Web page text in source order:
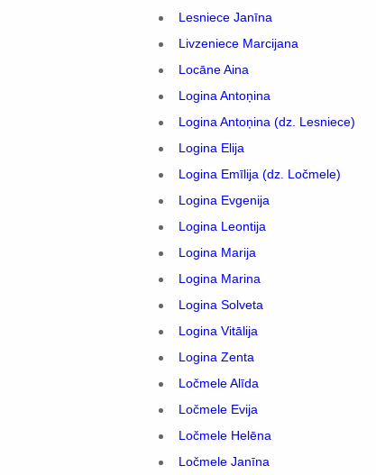
Lesniece Janīna
Livzeniece Marcijana
Locāne Aina
Logina Antoņina
Logina Antoņina (dz. Lesniece)
Logina Elija
Logina Emīlija (dz. Ločmele)
Logina Evgenija
Logina Leontija
Logina Marija
Logina Marina
Logina Solveta
Logina Vitālija
Logina Zenta
Ločmele Alīda
Ločmele Evija
Ločmele Helēna
Ločmele Janīna